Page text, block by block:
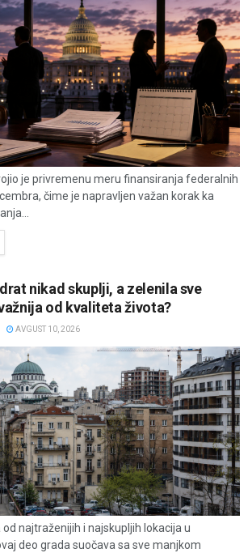
je privremenu meru finansiranja federalnih
čime je napravljen važan korak ka
nikad skuplji, a zelenila sve
od kvaliteta života?
AVGUST 10, 2026
najtraženijih i najskupljih lokacija u
deo grada suočava sa sve manjkom